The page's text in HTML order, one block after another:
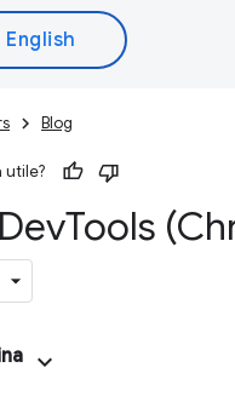
Blog
utile?
Tools